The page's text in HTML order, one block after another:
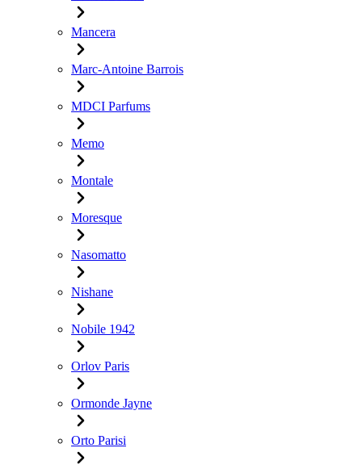
Mancera
Marc-Antoine Barrois
MDCI Parfums
Memo
Montale
Moresque
Nasomatto
Nishane
Nobile 1942
Orlov Paris
Ormonde Jayne
Orto Parisi